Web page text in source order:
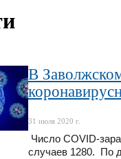
В
31 июля 2020 г.
Число COVID-
случаев 1280. По